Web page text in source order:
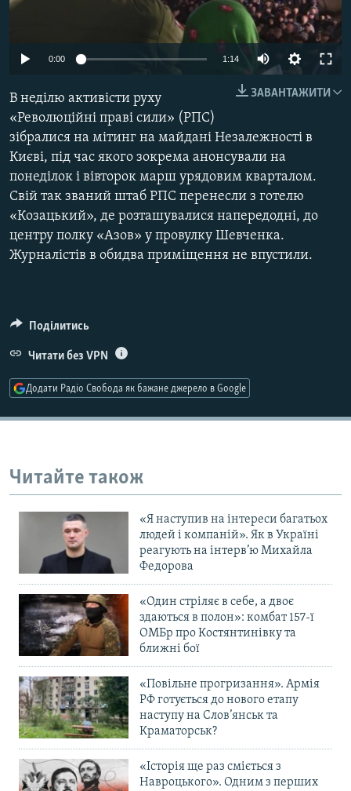
СПЕЦПРОЄКТИ
ПОДКАСТИ
КРИМ РЕАЛІЇ
РУС
УКР
КТАТ
Усі сайти RFE/RL
0:00 1:14
ЗАВАНТАЖИТИ
В неділю активісти руху
«Революційні праві сили» (РПС)
зібралися на мітинг на майдані Незалежності в
Києві, під час якого зокрема анонсували на
понеділок і вівторок марш урядовим кварталом.
Свій так званий штаб РПС перенесли з готелю
«Козацький», де розташувалися напередодні, до
центру полку «Азов» у провулку Шевченка.
Журналістів в обидва приміщення не впустили.
Поділитись
Читати без VPN
Додати Радіо Свобода як бажане джерело в Google
Читайте також
«Я наступив на інтереси багатьох
людей і компаній». Як в Україні
реагують на інтерв’ю Михайла
Федорова
«Один стріляє в себе, а двоє
здаються в полон»: комбат 157-ї
ОМБр про Костянтинівку та
ближні бої
«Повільне прогризання». Армія
РФ готується до нового етапу
наступу на Слов’янськ та
Краматорськ?
«Історія ще раз сміється з
Навроцького». Одним з перших